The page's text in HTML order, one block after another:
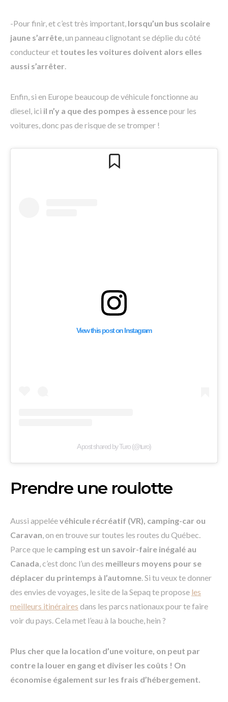
-Pour finir, et c’est très important, lorsqu’un bus scolaire
jaune s’arrête, un panneau clignotant se déplie du côté
conducteur et toutes les voitures doivent alors elles
aussi s’arrêter.
Enfin, si en Europe beaucoup de véhicule fonctionne au
diesel, ici il n’y a que des pompes à essencepour les
voitures, donc pas de risque de se tromper !
View this post on Instagram
A post shared by Turo (@turo)
Prendre une roulotte
Aussi appeléevéhicule récréatif (VR), camping-car ou
Caravan, on en trouve sur toutes les routes du Québec.
Parce que le camping est un savoir-faire inégalé au
Canada, c’est donc l’un des meilleurs moyens pour se
déplacer du printemps à l’automne. Si tu veux te donner
des envies de voyages, le site de la Sepaq te propose les
meilleurs itinéraires dans les parcs nationaux pour te faire
voir du pays. Cela met l’eau à la bouche, hein ?
Plus cher que la location d’une voiture, on peut par
contre la louer en gang et diviser les coûts ! On
économise également sur les frais d’hébergement.